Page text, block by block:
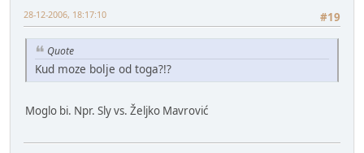
#19
28-12-2006, 18:17:10
Quote
Kud moze bolje od toga?!?
Moglo bi. Npr. Sly vs. Željko Mavrović